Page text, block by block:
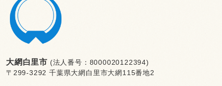
大網白里市 (法人番号：8000020122394)
〒299-3292 千葉県大網白里市大網115番地2